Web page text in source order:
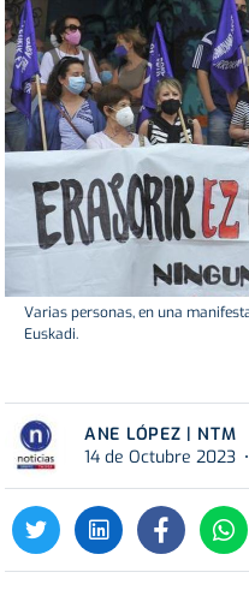
Varias personas, en una
Euskadi.
ANE LÓPEZ | NTM
14 de Octubre 2023